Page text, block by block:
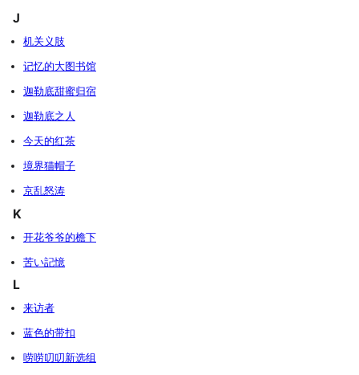
J
机关义肢
记忆的大图书馆
迦勒底甜蜜归宿
迦勒底之人
今天的红茶
境界猫帽子
京乱怒涛
K
开花爷爷的檐下
苦い記憶
L
来访者
蓝色的带扣
唠唠叨叨新选组